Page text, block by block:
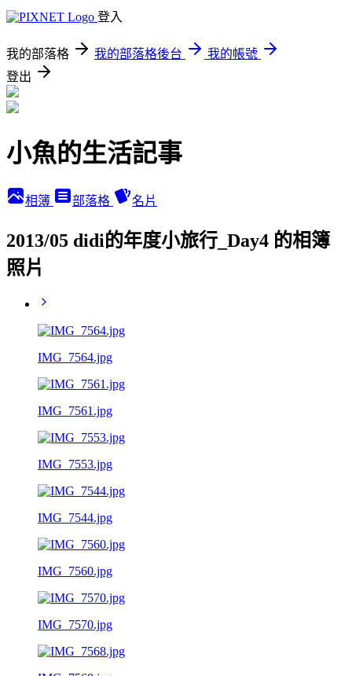
登入
我的部落格 我的部落格後台
我的帳號
登出
小魚的生活記事
相簿 部落格 名片
2013/05 didi的年度小旅行_Day4 的相簿
照片
IMG_7564.jpg
IMG_7561.jpg
IMG_7553.jpg
IMG_7544.jpg
IMG_7560.jpg
IMG_7570.jpg